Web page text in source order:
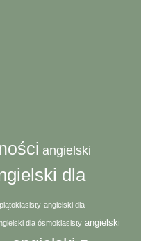
angielski
dla
angielski dla
dla ósmoklasisty angielski